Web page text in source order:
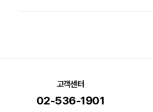
고객센터
02-536-1901